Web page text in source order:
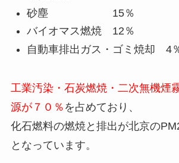
砂塵 15％
バイオマス燃焼 12％
自動車排出ガス・ゴミ焼却 4
工業汚染・石炭燃焼・二次無機煙
源が７０％ を占めており、
化石燃料の燃焼と排出が北京の
となっています。